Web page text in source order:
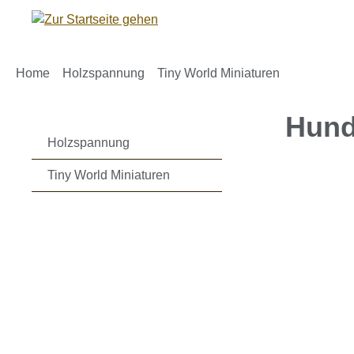
Hauptinhalt springen
Zur Suche springen
Zur Hauptnavigation springen
Home Holzspannung Tiny World Miniaturen
Holzspannung
Tiny World Miniaturen